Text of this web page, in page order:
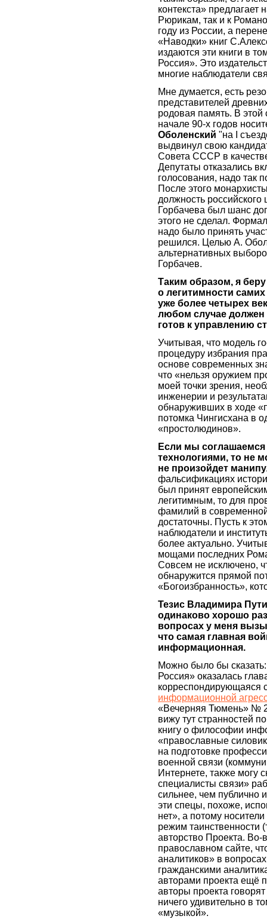
контекста»
Рюрикам, так и к
году из России, а
«Наводки» книг
издаются эти книги в
Россия». Это
многие наблюдатели
Мне думается, есть
представителей
родовая память. В этой
начале 90-х годов
Оболенский "на I
выдвинул свою
Совета СССР в
Депутаты отказались
голосования, надо так
После этого
должность
Горбачева был шанс
этого не сделал.
надо было принять
решился. Целью А.
альтернативных
Горбачев.
Таким образом, я
о легитимности
уже более четырех
любом случае должен
готов к управлению
Учитывая, что модель
процедуру избрания
основе современных
что «нельзя оружием
моей точки зрения,
инженерии и
обнаруживших в ходе
потомка Чингисхана в
«простолюдинов».
Если мы
технологиями, то не
не произойдет
фальсификациях
был принят
легитимным, то для
фамилий в
достаточны. Пусть к
наблюдатели и
более актуально.
мощами последних
Совсем не исключено,
обнаружится прямой
«Богоизбранность»,
Тезис Владимира
одинаково хорошо
вопросах у меня
что самая главная
информационная.
Можно было бы
Россия» оказалась
корреспондирующаяся
информационной
«Вечерняя Тюмень» №
вижу тут странностей
книгу о философии
«православные
на подготовке
военной связи
Интернете, также могу
специалисты связи»
сильнее, чем публично
эти спецы, похоже,
нет», а потому
режим таинственности
авторство Проекта. Во-
православном сайте,
аналитиков» в
гражданскими
авторами проекта ещё
авторы проекта
ничего удивительно в
«музыкой».